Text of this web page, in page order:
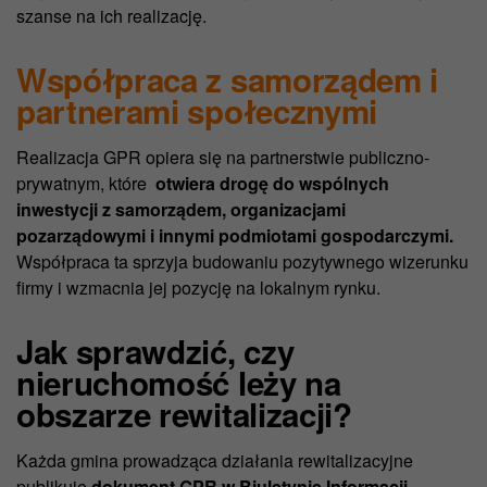
szanse na ich realizację.
Współpraca z samorządem i
partnerami społecznymi
Realizacja GPR opiera się na partnerstwie publiczno-
prywatnym, które otwiera drogę do wspólnych
inwestycji z samorządem, organizacjami
pozarządowymi i innymi podmiotami gospodarczymi.
Współpraca ta sprzyja budowaniu pozytywnego wizerunku
firmy i wzmacnia jej pozycję na lokalnym rynku.
Jak sprawdzić, czy
nieruchomość leży na
obszarze rewitalizacji?
Każda gmina prowadząca działania rewitalizacyjne